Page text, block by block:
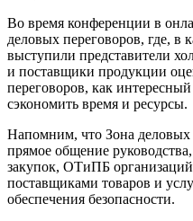
Во время конференции в
деловых переговоров, где, в
выступили представители
и поставщики продукции
переговоров, как
сэкономить время и ресурсы.
Напомним, что Зона деловых
прямое общение
закупок, ОТиПБ
поставщиками товаров и
обеспечения безопасности.